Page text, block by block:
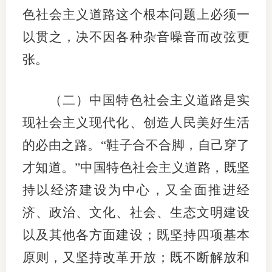
色社会主义道路这个根本问题上必须一
以贯之，决不因各种杂音噪音而改弦更
张。
（二）中国特色社会主义道路是实
现社会主义现代化、创造人民美好生活
的必由之路。“鞋子合不合脚，自己穿了
才知道。”中国特色社会主义道路，既坚
持以经济建设为中心，又全面推进经
济、政治、文化、社会、生态文明建设
以及其他各方面建设；既坚持四项基本
原则，又坚持改革开放；既不断解放和